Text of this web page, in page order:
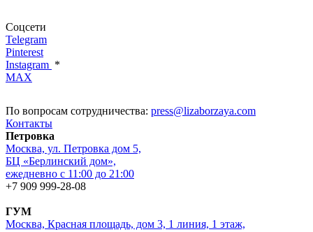
Соцсети
Telegram
Pinterest
Instagram *
MAX
По вопросам сотрудничества: press@lizaborzaya.com
Контакты
Петровка
Москва, ул. Петровка дом 5,
БЦ «Берлинский дом»,
ежедневно с 11:00 до 21:00
+7 909 999-28-08
ГУМ
Москва, Красная площадь, дом 3, 1 линия, 1 этаж,